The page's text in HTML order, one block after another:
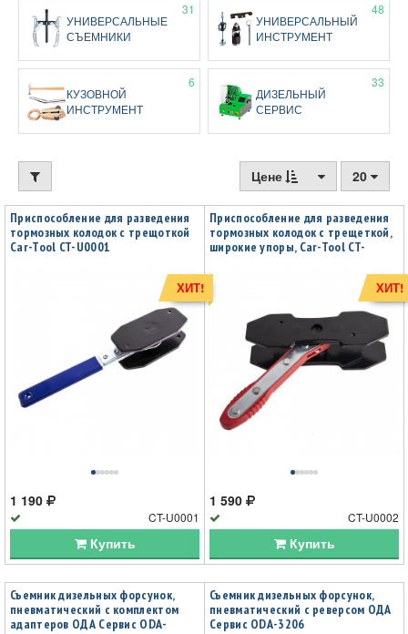
УНИВЕРСАЛЬНЫЕ
СЪЕМНИКИ
31
УНИВЕРСАЛЬНЫЙ
ИНСТРУМЕНТ
48
КУЗОВНОЙ
ИНСТРУМЕНТ
6
ДИЗЕЛЬНЫЙ
СЕРВИС
33
Цене 20
Приспособление для разведения
тормозных колодок с трещоткой
Car-Tool CT-U0001
1 190
CT-U0001
Купить
ХИТ!
Приспособление для разведения
тормозных колодок с трещеткой,
широкие упоры, Car-Tool CT-
1 590
CT-U0002
Купить
ХИТ!
Съемник дизельных форсунок,
пневматический с комплектом
адаптеров ОДА Сервис ODA-
Съемник дизельных форсунок,
пневматический с реверсом ОДА
Сервис ODA-3206